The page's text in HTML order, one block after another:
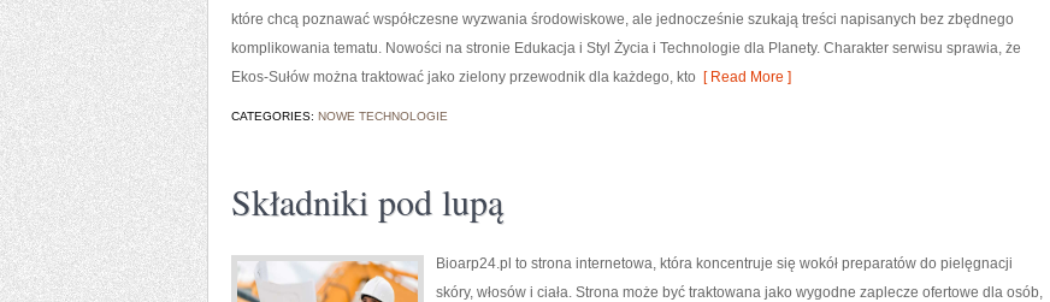
które chcą poznawać współczesne wyzwania środowiskowe, ale jednocześnie szukają treści napisanych bez zbędnego
komplikowania tematu. Nowości na stronie Edukacja i Styl Życia i Technologie dla Planety. Charakter serwisu sprawia, że
Ekos-Sułów można traktować jako zielony przewodnik dla każdego, kto [ Read More ]
CATEGORIES: NOWE TECHNOLOGIE
Składniki pod lupą
Bioarp24.pl to strona internetowa, która koncentruje się wokół preparatów do pielęgnacji
skóry, włosów i ciała. Strona może być traktowana jako wygodne zaplecze ofertowe dla osób,